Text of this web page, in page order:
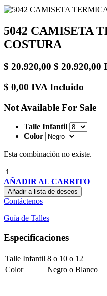
5042 CAMISETA
COSTURA
$ 20.920,00 $20.920,00
$ 0,00 IVA Incluido
Not Available For Sale
Talle Infantil
Color
Esta combinación no existe.
AÑADIR AL CARRITO
Añadir a lista de deseos
Contáctenos
Guía de Talles
Especificaciones
Talle Infantil 8 o 10 o 12
Color
Negro o Blanco